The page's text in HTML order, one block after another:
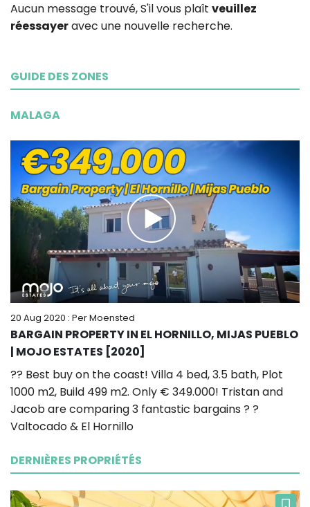
Aucun message trouvé, S'il vous plaît veuillez
réessayeravec une nouvelle recherche.
GUIDE DES ZONES
MALAGA
20 Aug 2020 : Per Moensted
BARGAIN PROPERTY IN EL HORNILLO, MIJAS PUEBLO
| MOJO ESTATES [2020]
?? Best buy on the coast! Villa 4 bed, 3.5 bath, Plot
1000 m2, Build 499 m2. Only € 349.000! Tristan and
Jacob are comparing 3 fantastic bargains ? ?
Valtocado & El Hornillo
DERNIÈRES PROPRIÉTÉS